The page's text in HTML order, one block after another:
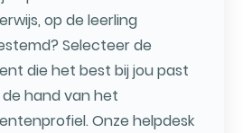
op de leerling
Selecteer de
die het best bij jou past
hand van het
Onze helpdesk